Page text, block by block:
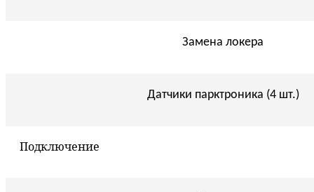
Замена локера
Датчики парктроника (4 шт.)
Подключение